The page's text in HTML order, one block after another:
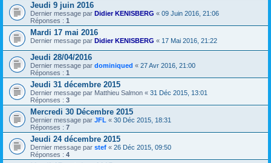
Jeudi 9 juin 2016
Dernier message par Didier KENISBERG « 09 Juin 2016, 21:06
Réponses : 1
Mardi 17 mai 2016
Dernier message par Didier KENISBERG « 17 Mai 2016, 21:22
Jeudi 28/04/2016
Dernier message par dominiqued « 27 Avr 2016, 21:00
Réponses : 1
Jeudi 31 décembre 2015
Dernier message par Matthieu Salmon « 31 Déc 2015, 13:01
Réponses : 3
Mercredi 30 Décembre 2015
Dernier message par JFL « 30 Déc 2015, 18:31
Réponses : 7
Jeudi 24 décembre 2015
Dernier message par stef « 26 Déc 2015, 09:50
Réponses : 4